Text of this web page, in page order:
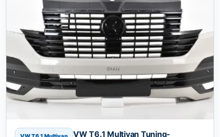
VW T6.1 Multivan Tuning-